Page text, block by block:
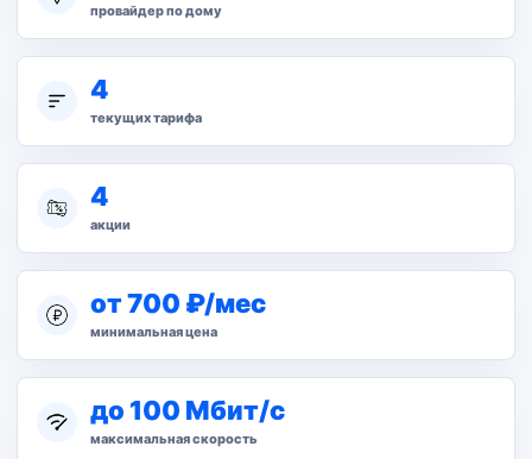
провайдер по дому
4
текущих тарифа
4
акции
от 700 ₽/мес
минимальная цена
до 100 Мбит/с
максимальная скорость